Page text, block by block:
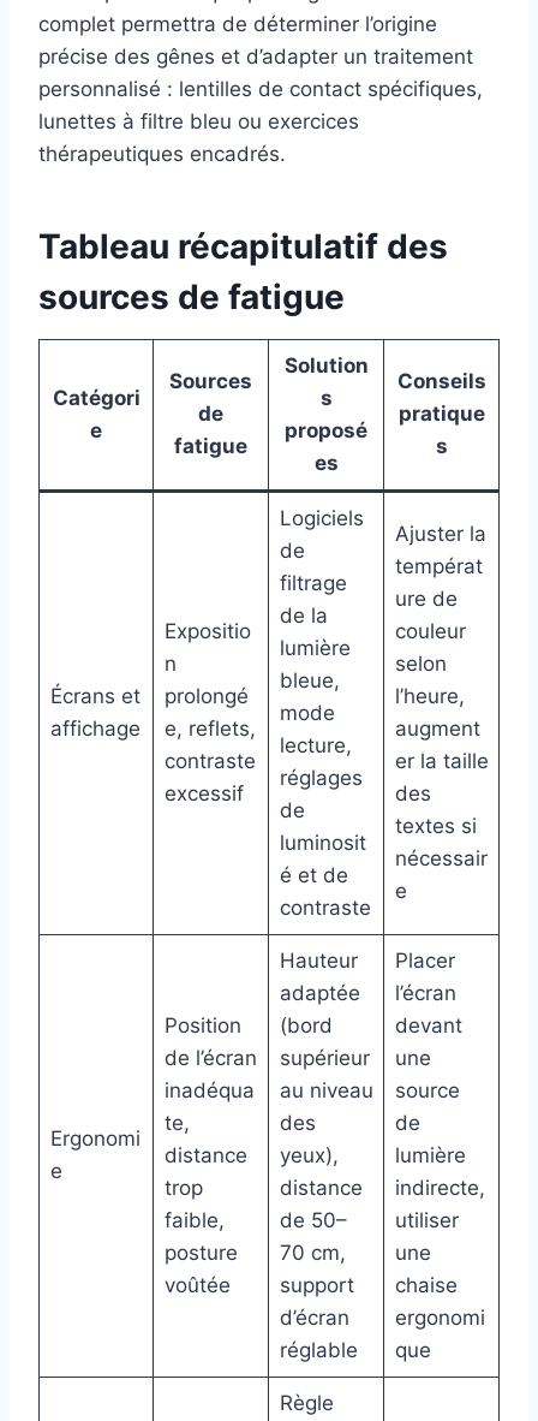
complet permettra de déterminer l’origine
précise des gênes et d’adapter un traitement
personnalisé : lentilles de contact spécifiques,
lunettes à filtre bleu ou exercices
thérapeutiques encadrés.
Tableau récapitulatif des
sources de fatigue
Catégori
e
Sources
de
fatigue
Solution
s
proposé
es
Conseils
pratique
s
Écrans et
affichage
Expositio
n
prolongé
e, reflets,
contraste
excessif
Logiciels
de
filtrage
de la
lumière
bleue,
mode
lecture,
réglages
de
luminosit
é et de
contraste
Ajuster la
températ
ure de
couleur
selon
l’heure,
augment
er la taille
des
textes si
nécessair
e
Ergonomi
e
Position
de l’écran
inadéqua
te,
distance
trop
faible,
posture
voûtée
Hauteur
adaptée
(bord
supérieur
au niveau
des
yeux),
distance
de 50–
70 cm,
support
d’écran
réglable
Placer
l’écran
devant
une
source
de
lumière
indirecte,
utiliser
une
chaise
ergonomi
que
Règle